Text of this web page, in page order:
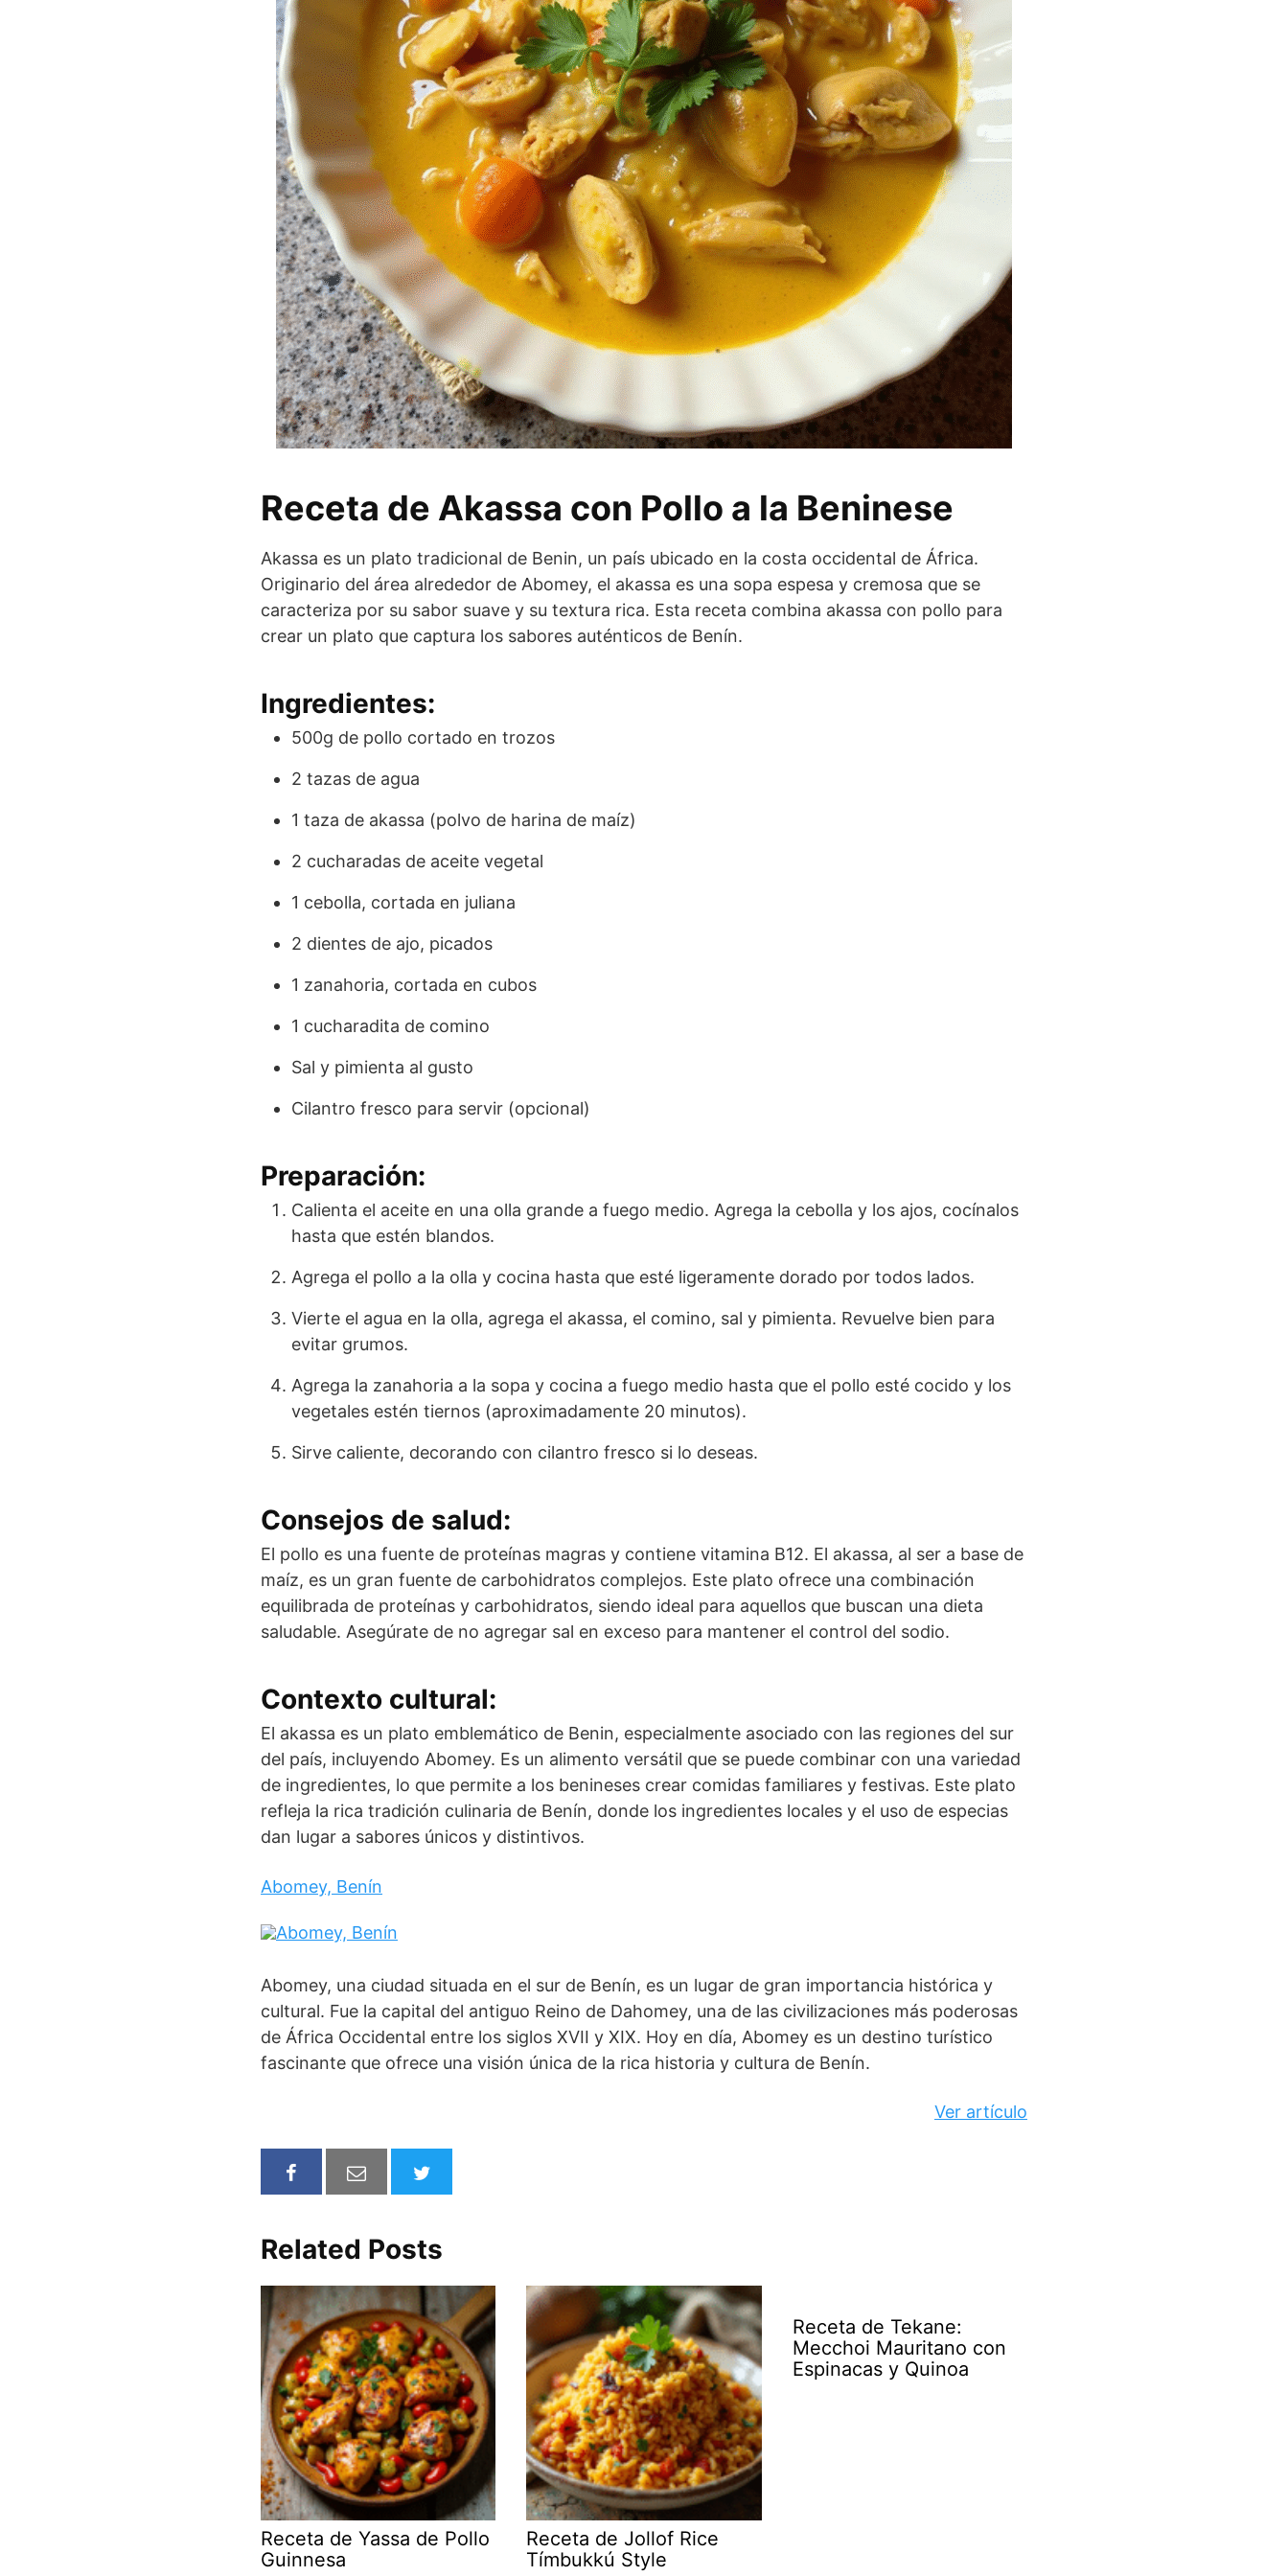
Receta de Akassa con Pollo a la Beninese
Akassa es un plato tradicional de Benin, un país ubicado en la costa occidental de África.
Originario del área alrededor de Abomey, el akassa es una sopa espesa y cremosa que se
caracteriza por su sabor suave y su textura rica. Esta receta combina akassa con pollo para
crear un plato que captura los sabores auténticos de Benín.
Ingredientes:
500g de pollo cortado en trozos
2 tazas de agua
1 taza de akassa (polvo de harina de maíz)
2 cucharadas de aceite vegetal
1 cebolla, cortada en juliana
2 dientes de ajo, picados
1 zanahoria, cortada en cubos
1 cucharadita de comino
Sal y pimienta al gusto
Cilantro fresco para servir (opcional)
Preparación:
Calienta el aceite en una olla grande a fuego medio. Agrega la cebolla y los ajos, cocínalos
hasta que estén blandos.
Agrega el pollo a la olla y cocina hasta que esté ligeramente dorado por todos lados.
Vierte el agua en la olla, agrega el akassa, el comino, sal y pimienta. Revuelve bien para
evitar grumos.
Agrega la zanahoria a la sopa y cocina a fuego medio hasta que el pollo esté cocido y los
vegetales estén tiernos (aproximadamente 20 minutos).
Sirve caliente, decorando con cilantro fresco si lo deseas.
Consejos de salud:
El pollo es una fuente de proteínas magras y contiene vitamina B12. El akassa, al ser a base de
maíz, es un gran fuente de carbohidratos complejos. Este plato ofrece una combinación
equilibrada de proteínas y carbohidratos, siendo ideal para aquellos que buscan una dieta
saludable. Asegúrate de no agregar sal en exceso para mantener el control del sodio.
Contexto cultural:
El akassa es un plato emblemático de Benin, especialmente asociado con las regiones del sur
del país, incluyendo Abomey. Es un alimento versátil que se puede combinar con una variedad
de ingredientes, lo que permite a los benineses crear comidas familiares y festivas. Este plato
refleja la rica tradición culinaria de Benín, donde los ingredientes locales y el uso de especias
dan lugar a sabores únicos y distintivos.
Abomey, Benín
Abomey, una ciudad situada en el sur de Benín, es un lugar de gran importancia histórica y
cultural. Fue la capital del antiguo Reino de Dahomey, una de las civilizaciones más poderosas
de África Occidental entre los siglos XVII y XIX. Hoy en día, Abomey es un destino turístico
fascinante que ofrece una visión única de la rica historia y cultura de Benín.
Ver artículo
Related Posts
Receta de Yassa de Pollo
Guinnesa
Receta de Jollof Rice
Tímbukkú Style
Receta de Tekane:
Mecchoi Mauritano con
Espinacas y Quinoa